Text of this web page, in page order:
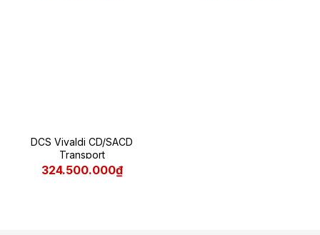
DCS Vivaldi CD/SACD
Transport
324.500.000₫